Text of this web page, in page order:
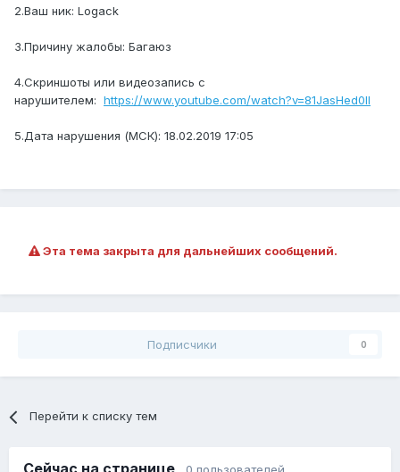
2.Ваш ник: Logack
3.Причину жалобы: Багаюз
4.Скриншоты или видеозапись с
нарушителем: https://www.youtube.com/watch?v=81JasHed0II
5.Дата нарушения (МСК): 18.02.2019 17:05
Эта тема закрыта для дальнейших сообщений.
Подписчики 0
Перейти к списку тем